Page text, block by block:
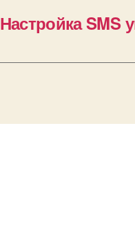
Настройка SMS